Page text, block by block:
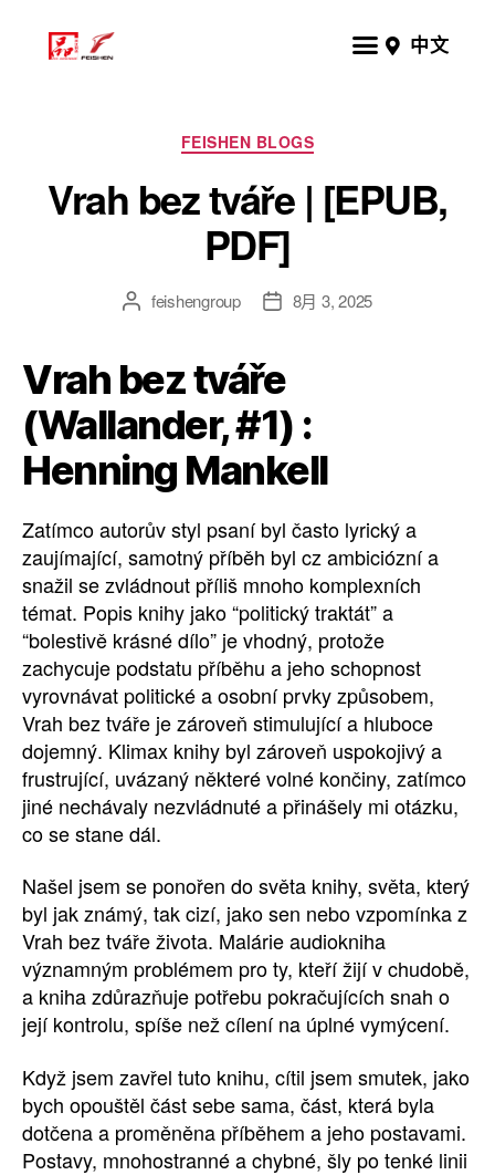
中文
FEISHEN BLOGS
Vrah bez tváře | [EPUB,
PDF]
feishengroup 8月 3, 2025
Vrah bez tváře
(Wallander, #1) :
Henning Mankell
Zatímco autorův styl psaní byl často lyrický a
zaujímající, samotný příběh byl cz ambiciózní a
snažil se zvládnout příliš mnoho komplexních
témat. Popis knihy jako “politický traktát” a
“bolestivě krásné dílo” je vhodný, protože
zachycuje podstatu příběhu a jeho schopnost
vyrovnávat politické a osobní prvky způsobem,
Vrah bez tváře je zároveň stimulující a hluboce
dojemný. Klimax knihy byl zároveň uspokojivý a
frustrující, uvázaný některé volné končiny, zatímco
jiné nechávaly nezvládnuté a přinášely mi otázku,
co se stane dál.
Našel jsem se ponořen do světa knihy, světa, který
byl jak známý, tak cizí, jako sen nebo vzpomínka z
Vrah bez tváře života. Malárie audiokniha
významným problémem pro ty, kteří žijí v chudobě,
a kniha zdůrazňuje potřebu pokračujících snah o
její kontrolu, spíše než cílení na úplné vymýcení.
Když jsem zavřel tuto knihu, cítil jsem smutek, jako
bych opouštěl část sebe sama, část, která byla
dotčena a proměněna příběhem a jeho postavami.
Postavy, mnohostranné a chybné, šly po tenké linii